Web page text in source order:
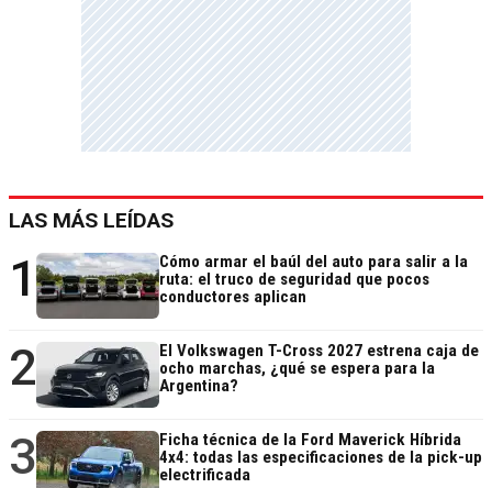
LAS MÁS LEÍDAS
1
Cómo armar el baúl del auto para salir a la
ruta: el truco de seguridad que pocos
conductores aplican
2
El Volkswagen T-Cross 2027 estrena caja de
ocho marchas, ¿qué se espera para la
Argentina?
3
Ficha técnica de la Ford Maverick Híbrida
4x4: todas las especificaciones de la pick-up
electrificada